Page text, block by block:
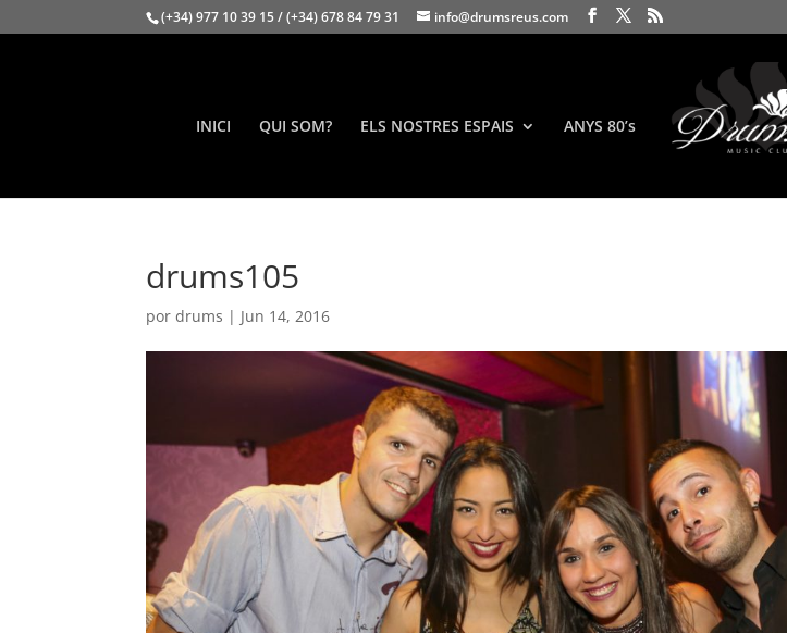
(+34) 977 10 39 15 / (+34) 678 84 79 31 info@drumsreus.com
INICI QUI SOM? ELS NOSTRES ESPAIS ANYS 80’s
drums105
pordrums | Jun 14, 2016